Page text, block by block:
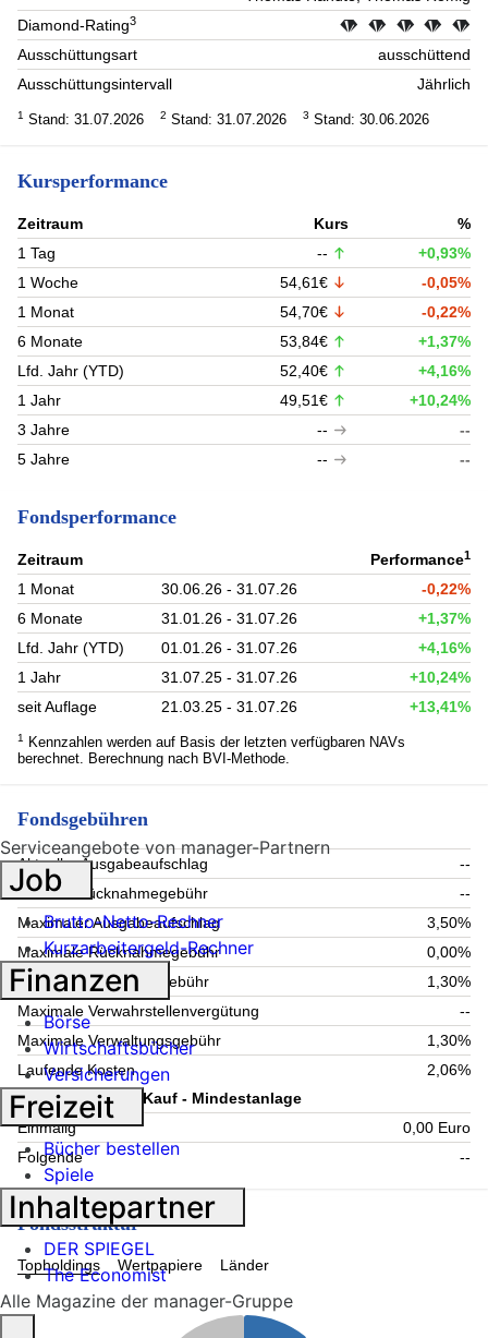
Diamond-Rating3
Ausschüttungsart
ausschüttend
Ausschüttungsintervall
Jährlich
1 Stand: 31.07.2026 2 Stand: 31.07.2026 3 Stand: 30.06.2026
Kursperformance
Zeitraum Kurs
%
1 Tag
--
+0,93%
1 Woche
54,61€
-0,05%
1 Monat
54,70€
-0,22%
6 Monate
53,84€
+1,37%
Lfd. Jahr (YTD)
52,40€
+4,16%
1 Jahr
49,51€
+10,24%
3 Jahre
--
--
5 Jahre
-- --
Fondsperformance
Zeitraum Performance1
1 Monat 30.06.26 - 31.07.26
-0,22%
6 Monate
31.01.26 - 31.07.26
+1,37%
Lfd. Jahr (YTD)
01.01.26 - 31.07.26
+4,16%
1 Jahr
31.07.25 - 31.07.26
+10,24%
seit Auflage
21.03.25 - 31.07.26 +13,41%
1
Kennzahlen werden auf Basis der letzten verfügbaren NAVs
berechnet. Berechnung nach BVI-Methode.
Fondsgebühren
Aktueller Ausgabeaufschlag
--
Aktuelle Rücknahmegebühr
--
Maximaler Ausgabeaufschlag
3,50%
Maximale Rücknahmegebühr
0,00%
Aktuelle Verwaltungsgebühr
1,30%
Maximale Verwahrstellenvergütung
--
Maximale Verwaltungsgebühr
1,30%
Laufende Kosten
2,06%
Information zum Kauf - Mindestanlage
Einmalig
0,00 Euro
Folgende
--
Fondsstruktur
Topholdings Wertpapiere Länder
Serviceangebote von manager-Partnern
Job
Brutto-Netto-Rechner
Kurzarbeitergeld-Rechner
Finanzen
Börse
Wirtschaftsbücher
Versicherungen
Freizeit
Bücher bestellen
Spiele
Inhaltepartner
DER SPIEGEL
The Economist
Alle Magazine der manager-Gruppe